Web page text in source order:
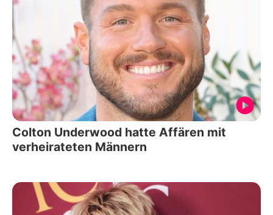
Colton Underwood hatte Affären mit
verheirateten Männern